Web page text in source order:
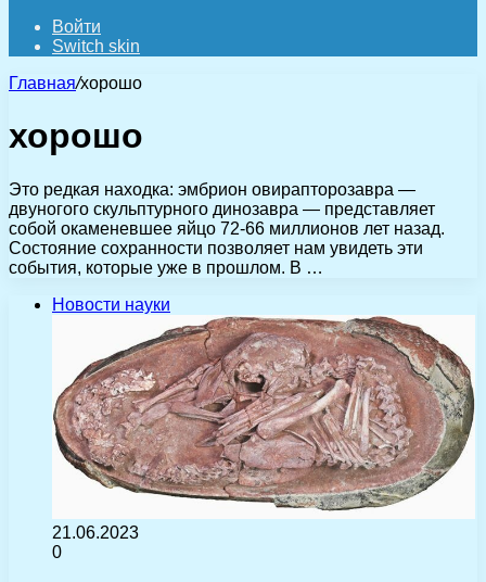
Войти
Switch skin
Главная/хорошо
хорошо
Это редкая находка: эмбрион овирапторозавра —
двуногого скульптурного динозавра — представляет
собой окаменевшее яйцо 72-66 миллионов лет назад.
Состояние сохранности позволяет нам увидеть эти
события, которые уже в прошлом. В …
Новости науки
21.06.2023
0